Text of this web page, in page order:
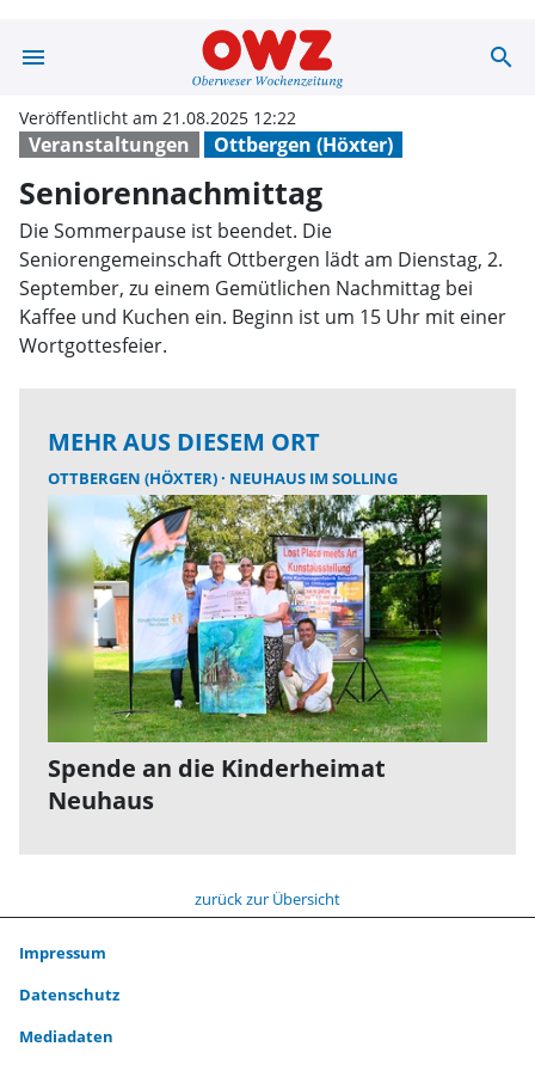
menu search
Veranstaltungen Ottbergen (Höxter)
Veröffentlicht am 21.08.2025 12:22
Seniorennachmittag
Die Sommerpause ist beendet. Die
Seniorengemeinschaft Ottbergen lädt am Dienstag, 2.
September, zu einem Gemütlichen Nachmittag bei
Kaffee und Kuchen ein. Beginn ist um 15 Uhr mit einer
Wortgottesfeier.
MEHR AUS DIESEM ORT
OTTBERGEN (HÖXTER) NEUHAUS IM SOLLING
Spende an die Kinderheimat
Neuhaus
zurück zur Übersicht
Impressum
Datenschutz
Mediadaten